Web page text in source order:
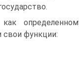
свои функции: